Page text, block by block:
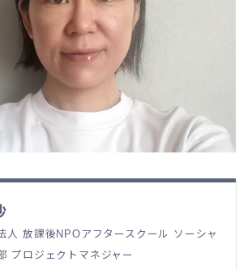
人 放課後NPOアフタースクール ソーシャ
プロジェクトマネジャー